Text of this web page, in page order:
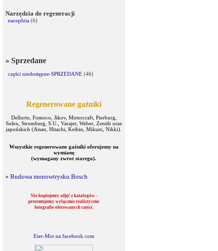
Narzędzia do regeneracji
narzędzia (6)
» Sprzedane
części niedostępne-SPRZEDANE (46)
Regenerowane gaźniki
Dellorto, Fomoco, Jikov, Motorcraft, Pierburg,
Solex, Stromberg, S.U., Varajet, Weber, Zenith oraz
japońskich (Aisan, Hitachi, Keihin, Mikuni, Nikki).
Wszystkie regenerowane gaźniki oferujemy na
wymianę
(wymagany zwrot starego).
» Budowa monowtrysku Bosch
Nie kopiujemy zdjęć z katalogów -
prezentujemy wyłącznie realistyczne
fotografie oferowanych części.
Eter-Mot na facebook.com